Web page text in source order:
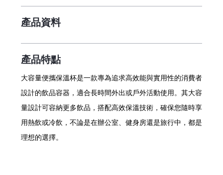
產品資料
產品特點
大容量便攜保溫杯是一款專為追求高效能與實用性的消費者
設計的飲品容器，適合長時間外出或戶外活動使用。其大容
量設計可容納更多飲品，搭配高效保溫技術，確保您隨時享
用熱飲或冷飲，不論是在辦公室、健身房還是旅行中，都是
理想的選擇。